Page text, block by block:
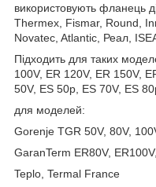
використовують фланець
Thermex, Fismar, Round,
Novatec, Atlantic, Реал,
Підходить для таких
100V, ER 120V, ER 150V,
50V, ES 50p, ES 70V, ES
для моделей:
Gorenje TGR 50V, 80V,
GaranTerm ER80V,
Teplo, Termal France